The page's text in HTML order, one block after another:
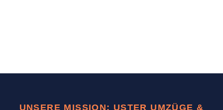
UNSERE MISSION: USTER UMZÜGE &